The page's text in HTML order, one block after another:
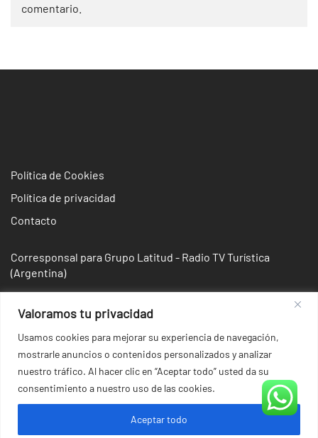
Valoramos tu privacidad
Usamos cookies para mejorar su experiencia de navegación,
mostrarle anuncios o contenidos personalizados y analizar
nuestro tráfico. Al hacer clic en “Aceptar todo” usted da su
consentimiento a nuestro uso de las cookies.
Aceptar todo
comentario.
Política de Cookies
Política de privacidad
Contacto
Corresponsal para Grupo Latitud - Radio TV Turística
(Argentina)